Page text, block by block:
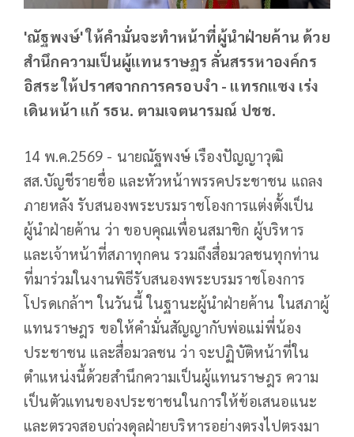
'ณัฐพงษ์' ให้คำมั่นจะทำหน้าที่ผู้นำฝ่ายค้าน ด้วย
สำนึกความเป็นผู้แทนราษฎร ลั่นสรรหาองค์กร
อิสระ ให้ปราศจากการครอบงำ - แทรกแซง เร่ง
เดินหน้า แก้ รธน. ตามเจตนารมณ์ ปชช.
14 พ.ค.2569 - นายณัฐพงษ์ เรืองปัญญาวุฒิ
สส.บัญชีรายชื่อ และหัวหน้าพรรคประชาชน แถลง
ภายหลัง รับสนองพระบรมราชโองการแต่งตั้งเป็น
ผู้นำฝ่ายค้าน ว่า ขอบคุณเพื่อนสมาชิก ผู้บริหาร
และเจ้าหน้าที่สภาทุกคน รวมถึงสื่อมวลชนทุกท่าน
ที่มาร่วมในงานพิธีรับสนองพระบรมราชโองการ
โปรดเกล้าฯ ในวันนี้ ในฐานะผู้นำฝ่ายค้าน ในสภาผู้
แทนราษฎร ขอให้คำมั่นสัญญากับพ่อแม่พี่น้อง
ประชาชน และสื่อมวลชน ว่า จะปฏิบัติหน้าที่ใน
ตำแหน่งนี้ด้วยสำนึกความเป็นผู้แทนราษฎร ความ
เป็นตัวแทนของประชาชนในการให้ข้อเสนอแนะ
และตรวจสอบถ่วงดุลฝ่ายบริหารอย่างตรงไปตรงมา